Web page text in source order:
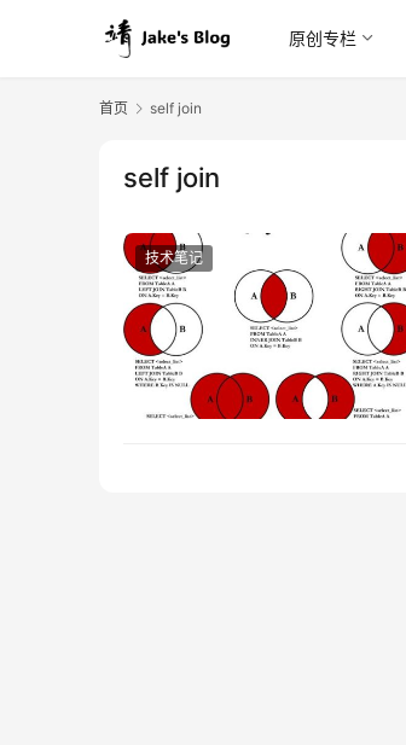
原创专栏
首页 self join
self join
技术笔记